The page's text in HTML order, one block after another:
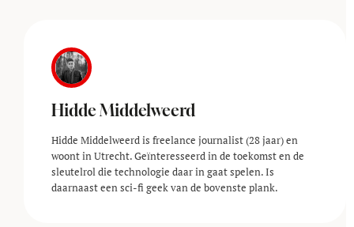
Hidde Middelweerd
Hidde Middelweerd is freelance journalist (28 jaar) en
woont in Utrecht. Geïnteresseerd in de toekomst en de
sleutelrol die technologie daar in gaat spelen. Is
daarnaast een sci-fi geek van de bovenste plank.